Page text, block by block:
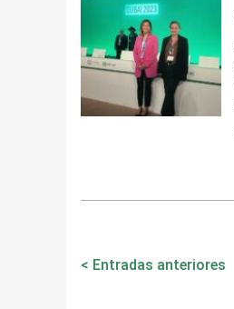
Navegación
Entradas anteriores